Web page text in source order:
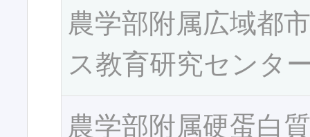
農学部附属広域都
ス教育研究センタ
農学部附属硬蛋白